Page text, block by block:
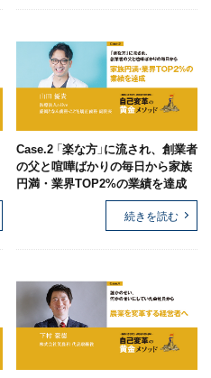
Case.2 「楽な方」に流され、創業者
の父と喧嘩ばかりの毎日から家族
円満・業界TOP2%の業績を達成
続きを読む